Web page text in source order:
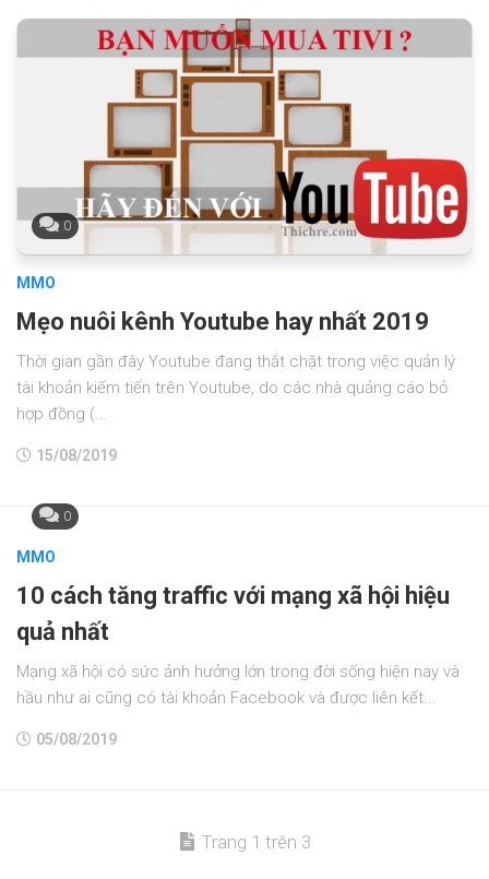
0
MMO
Mẹo nuôi kênh Youtube hay nhất 2019
Thời gian gần đây Youtube đang thắt chặt trong việc quản lý
tài khoản kiếm tiến trên Youtube, do các nhà quảng cáo bỏ
hợp đồng (...
15/08/2019
0
MMO
10 cách tăng traffic với mạng xã hội hiệu
quả nhất
Mạng xã hội có sức ảnh hưởng lớn trong đời sống hiện nay và
hầu như ai cũng có tài khoản Facebook và được liên kết...
05/08/2019
Trang 1 trên 3